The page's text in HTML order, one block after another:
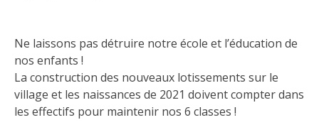
Ne laissons pas détruire notre école et l’éducation de
nos enfants !
La construction des nouveaux lotissements sur le
village et les naissances de 2021 doivent compter dans
les effectifs pour maintenir nos 6 classes !